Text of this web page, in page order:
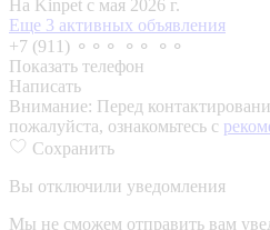
На Kinpet c мая 2026 г.
Еще 3 активных объявления
+7 (911) ⚬⚬⚬ ⚬⚬ ⚬⚬
Показать телефон
Написать
Внимание: Перед
пожалуйста, ознакомьтесь с
Сохранить
Вы отключили уведомления
Мы не сможем отправить вам